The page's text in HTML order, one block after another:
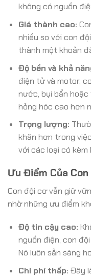
không có nguồn
Giá thành cao:
nhiều so với con
thành một khoản
Độ bền và khả
điện tử và motor,
nước, bụi bẩn
hỏng hóc cao hơn
Trọng lượng:
khăn hơn trong
với các loại có kèm
Ưu Điểm Của
Con đội cơ vẫn giữ
nhờ những ưu điểm
Độ tin cậy cao:
nguồn điện, con
Nó luôn sẵn sàng
Chi phí thấp: Đây